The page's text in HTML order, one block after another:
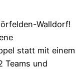
Walldorf!
statt mit einem
Teams und